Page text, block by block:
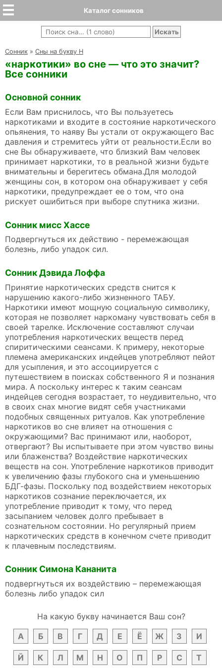
Каталог сонников
Cонник » Сны на букву Н
«наркотики» во сне — что это значит?
Все сонники
Основной сонник
Если Вам приснилось, что Вы пользуетесь
наркотиками и входите в состояние наркотического
опьянения, то наяву Вы устали от окружающего Вас
давления и стремитесь уйти от реальности.Если во
сне Вы обнаруживаете, что близкий Вам человек
принимает наркотики, то в реальной жизни будьте
внимательны и берегитесь обмана.Для молодой
женщины сон, в котором она обнаруживает у себя
наркотики, предупреждает ее о том, что она
рискует ошибиться при выборе спутника жизни.
Сонник мисс Хассе
Подвергнуться их действию - перемежающая
болезнь, либо упадок сил.
Сонник Дэвида Лоффа
Принятие наркотических средств снится к
нарушению какого-либо жизненного ТАБУ.
Наркотики имеют мощную социальную символику,
которая не позволяет наркоману чувствовать себя в
своей тарелке. Исключение составляют случаи
употребления наркотических веществ перед
спиритическими сеансами. К примеру, некоторые
племена американских индейцев употребляют пейот
для усыпления, и это ассоциируется с
путешествием в поисках собственного Я и познания
мира. А поскольку интерес к таким сеансам
индейцев сегодня возрастает, то неудивительно, что
в своих снах многие видят себя участниками
подобных священных ритуалов. Как употребление
наркотиков во сне влияет на отношения с
окружающими? Вас принимают или, наоборот,
отвергают? Вы испытываете при этом чувство вины
или блаженства? Воздействие наркотических
веществ на сон. Употребление наркотиков приводит
к увеличению фазы глубокого сна и уменьшению
БДГ-фазы. Поскольку под воздействием некоторых
наркотиков сознание переключается, их
употребление приводит к тому, что перед
засыпанием человек долго пребывает в
сознательном состоянии. Но регулярный прием
наркотических средств в конечном счете приводит
к плачевным последствиям.
Сонник Симона Кананита
подвергнуться их воздействию – перемежающая
болезнь либо упадок сил
На какую букву начинается Ваш сон?
А
Б В Г Д Е Ё Ж З И
Й К Л М Н О П Р С Т